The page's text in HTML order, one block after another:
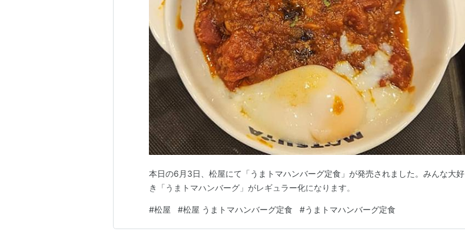
本日の6月3日、松屋にて「うまトマハンバーグ定食」が発売されました。みんな大好
き「うまトマハンバーグ」がレギュラー化になります。
#松屋 #松屋 うまトマハンバーグ定食 #うまトマハンバーグ定食